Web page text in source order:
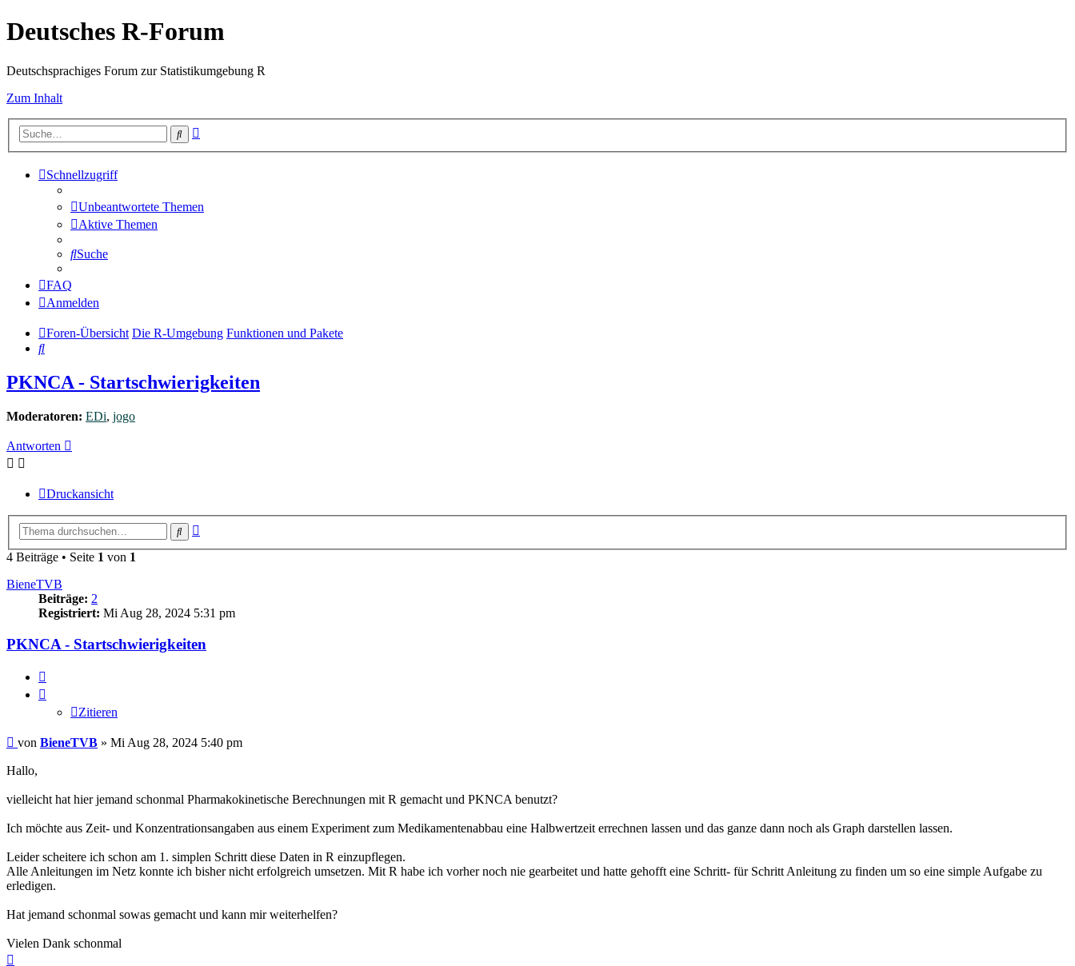
Deutsches R-Forum
Deutschsprachiges Forum zur Statistikumgebung R
Zum Inhalt
Suche
Schnellzugriff
Unbeantwortete Themen
Aktive Themen
Suche
FAQ
Anmelden
Foren-Übersicht Die R-Umgebung Funktionen und Pakete
Suche
PKNCA - Startschwierigkeiten
Moderatoren: EDi, jogo
Antworten
Druckansicht
Suche
4 Beiträge • Seite 1 von 1
BieneTVB
Beiträge: 2
Registriert: Mi Aug 28, 2024 5:31 pm
PKNCA - Startschwierigkeiten
Zitieren
Beitrag
von BieneTVB » Mi Aug 28, 2024 5:40 pm
Hallo,
vielleicht hat hier jemand schonmal Pharmakokinetische Berechnungen mit R gemacht und PKNCA benutzt?
Ich möchte aus Zeit- und Konzentrationsangaben aus einem Experiment zum Medikamentenabbau eine Halbwertzeit errechnen lassen und das ganze dann noch als Graph darstellen lassen.
Leider scheitere ich schon am 1. simplen Schritt diese Daten in R einzupflegen.
Alle Anleitungen im Netz konnte ich bisher nicht erfolgreich umsetzen. Mit R habe ich vorher noch nie gearbeitet und hatte gehofft eine Schritt- für Schritt Anleitung zu finden um so eine simple Aufgabe zu
erledigen.
Hat jemand schonmal sowas gemacht und kann mir weiterhelfen?
Vielen Dank schonmal